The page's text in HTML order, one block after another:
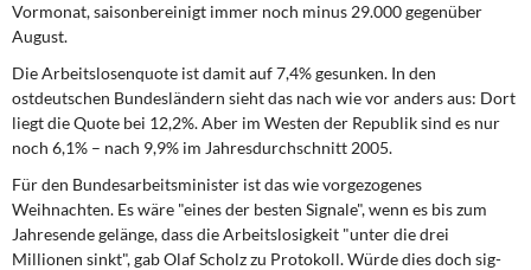
Öffentliche Infrastruktur und Daseinsvorsorge
Eurokrise und Griechenland
DIE LINKE
Weitere Themen
Memo-Gruppe
Vormonat, saisonbereinigt immer noch minus 29.000 gegenüber
August.
Die Arbeitslosenquote ist damit auf 7,4% gesunken. In den
ostdeutschen Bundeslän­dern sieht das nach wie vor anders aus: Dort
liegt die Quote bei 12,2%. Aber im Westen der Republik sind es nur
noch 6,1% – nach 9,9% im Jahresdurchschnitt 2005.
Für den Bundesarbeitsminister ist das wie vorgezogenes
Weihnachten. Es wäre "ei­nes der besten Signale", wenn es bis zum
Jahresende gelänge, dass die Arbeitslosig­keit "unter die drei
Millionen sinkt", gab Olaf Scholz zu Protokoll. Würde dies doch sig­